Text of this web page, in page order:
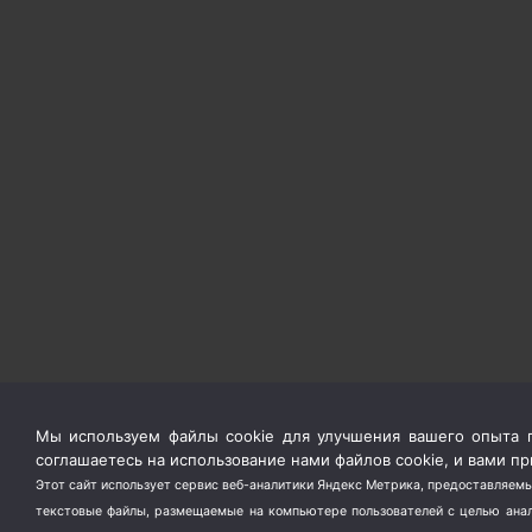
Мы используем файлы cookie для улучшения вашего опыта
соглашаетесь на использование нами файлов cookie, и вами
Этот сайт использует сервис веб-аналитики Яндекс Метрика,
текстовые файлы, размещаемые на компьютере пользователей с целью